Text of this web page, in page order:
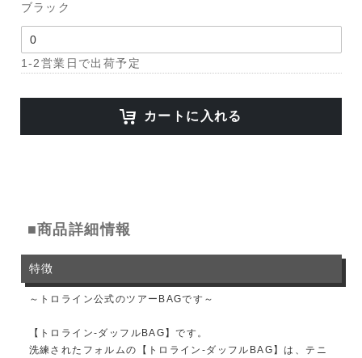
ブラック
1-2営業日で出荷予定
カートに入れる
■商品詳細情報
特徴
～トロライン公式のツアーBAGです～
【トロライン-ダッフルBAG】です。
洗練されたフォルムの【トロライン-ダッフルBAG】は、テニ